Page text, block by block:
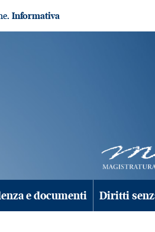
Informativa
e documenti Diritti